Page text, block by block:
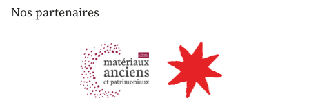
Nos partenaires